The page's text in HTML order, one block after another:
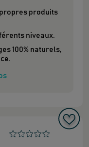
produits
niveaux.
100% naturels,